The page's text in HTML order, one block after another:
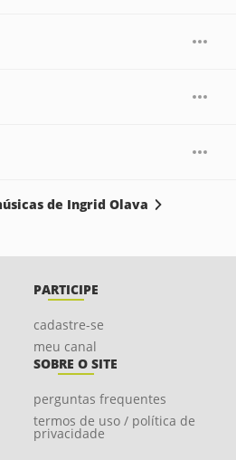
de Ingrid Olava
PARTICIPE
cadastre-se
meu canal
SOBRE O SITE
perguntas frequentes
termos de uso / política de
privacidade